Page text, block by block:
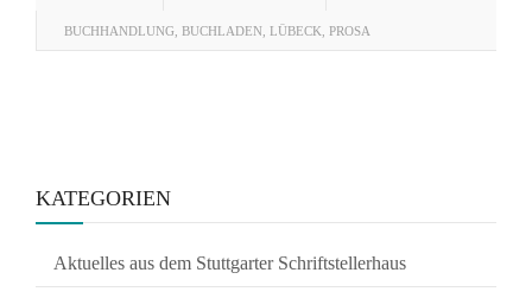
BUCHHANDLUNG BUCHLADEN LÜBECK PROSA
KATEGORIEN
Aktuelles aus dem Stuttgarter Schriftstellerhaus